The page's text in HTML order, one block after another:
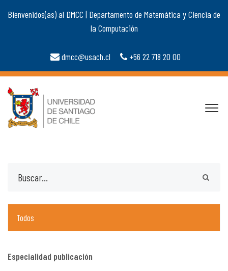
Bienvenidos(as) al DMCC | Departamento de Matemática y Ciencia de
la Computación
dmcc@usach.cl +56 22 718 20 00
Todos
Especialidad publicación